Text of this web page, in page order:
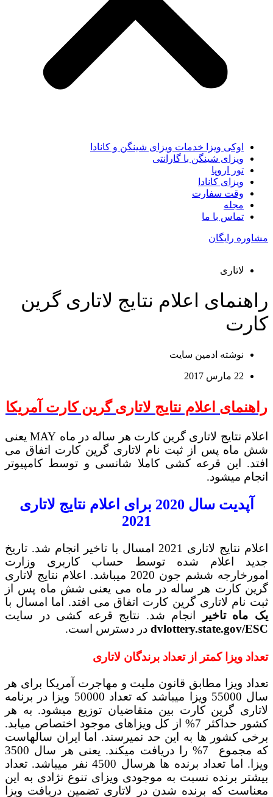
اوکی ویزا خدمات ویزای شینگن و کانادا
ویزای شینگن با گارانتی
تور اروپا
ویزای کانادا
وقت سفارت
مجله
تماس با ما
مشاوره رایگان
لاتاری
راهنمای اعلام نتایج لاتاری گرین
کارت
نوشته ادمین سایت
22 مارس 2017
راهنمای اعلام نتایج لاتاری گرین کارت آمریکا
اعلام نتایج لاتاری گرین کارت هر ساله در ماه MAY یعنی
شش ماه پس از ثبت نام لاتاری گرین کارت اتفاق می
افتد. این قرعه کشی کاملا شانسی و توسط کامپیوتر
انجام میشود.
آپدیت سال 2020 برای اعلام نتایج لاتاری
2021
اعلام نتایج لاتاری 2021 امسال با تاخیر انجام شد. تاریخ
جدید اعلام شده توسط حساب کاربری وزارت
امورخارجه ششم جون 2020 میباشد. اعلام نتایج لاتاری
گرین کارت هر ساله در ماه می یعنی شش ماه پس از
ثبت نام لاتاری گرین کارت اتفاق می افتد. اما امسال با
یک ماه تاخیر
انجام شد. نتایج قرعه کشی در سایت
dvlottery.state.gov/ESC در دسترس است.
تعداد ویزا کمتر از تعداد برندگان لاتاری
تعداد ویزا مطابق قانون ملیت و مهاجرت آمریکا برای هر
سال 55000 ویزا میباشد که تعداد 50000 ویزا در برنامه
لاتاری گرین کارت بین متقاضیان توزیع میشود. به هر
کشور حداکثر 7% از کل ویزاهای موجود اختصاص میابد.
برخی کشور ها به این حد نمیرسند. اما ایران سالهاست
که مجموع 7% را دریافت میکند. یعنی هر سال 3500
ویزا. اما تعداد برنده ها هرسال 4500 نفر میباشد. تعداد
بیشتر برنده نسبت به موجودی ویزای تنوع نژادی به این
معناست که برنده شدن در لاتاری تضمین دریافت ویزا